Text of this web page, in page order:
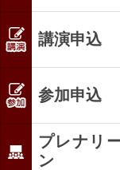
講演申込
参加申込
プレナリ
ン